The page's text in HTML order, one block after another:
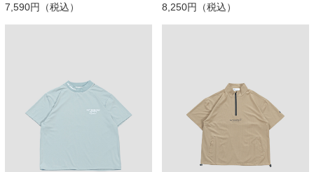
7,590円（税込） 8,250円（税込）